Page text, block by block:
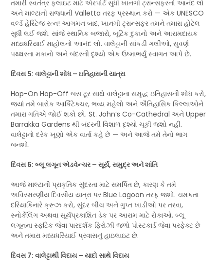
તમારી સ્વતંત્ર ફ્લાઇટ માટે એરપોર્ટ સુધી ખાનગી ટ્રાન્સફરનો આનંદ લો
અને માલ્ટાની રાજધાની Valletta તરફ પ્રસ્થાન કરો — એક UNESCO
વર્લ્ડ હેરિટેજ રત્ન! આગમન બાદ, ખાનગી ટ્રાન્સફર તમને તમારા હોટેલ
સુધી લઈ જશે. સાંજે સ્થાનિક બજારો, બૂટિક દુકાનો અને આરામદાયક
મધ્યધરિયાઈ માહોલનો આનંદ લો. વાલેટ્ટાની સાંકડી ગલીઓ, સુવર્ણ
પથ્થરના મકાનો અને બંદરની દૃશ્યો એક ઉષ્માભર્યું સ્વાગત આપે છે.
દિવસ 5: વાલેટ્ટાની શોધ – ઇતિહાસની યાત્રા
Hop-On Hop-Off બસ ટૂર સાથે વાલેટ્ટાના સમૃદ્ધ ઇતિહાસની શોધ કરો,
જ્યાં તમે બારોક આર્કિટેક્ચર, ભવ્ય મહેલો અને ઐતિહાસિક કિલ્લાઓને
તમારા ગતિએ જોઈ શકો છો. St. John’s Co-Cathedral અને Upper
Barrakka Gardens થી બંદરની વિશાળ દૃશ્યો ચૂકી જશો નહીં.
વાલેટ્ટાનો દરેક ખૂણો એક વાર્તા કહે છે — અને આજે તમે તેનો ભાગ
બનશો.
દિવસ 6: બ્લૂ લગૂન એડવેન્ચર – સૂર્ય, સમુદ્ર અને શાંતિ
આજે માલ્ટાની પ્રાકૃતિક સુંદરતા માટે સમર્પિત છે, કારણ કે તમે
અવિસ્મરણીય દિવસીય યાત્રા પર Blue Lagoon તરફ જશો. ચમકતા
દરિયાકિનારે ક્રૂઝ કરો, સુંદર બીચ અને ગુપ્ત ખાડીઓ પર તરવા,
સ્નોર્કેલિંગ અથવા સૂર્યપ્રકાશિત ડેક પર આરામ માટે રોકાઓ. બ્લૂ
લગૂનના સ્ફટિક જેવા પારદર્શક ફિરોઝી જળો પોસ્ટકાર્ડ જેવા પરફેક્ટ છે
અને તમારા મધ્યધરિયાઈ પ્રવાસનું હાઇલાઇટ છે.
દિવસ 7: વાલેટ્ટાથી વિદાય – યાદો સાથે વિદાય